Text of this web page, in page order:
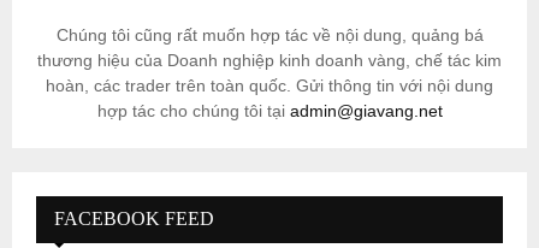
Chúng tôi cũng rất muốn hợp tác về nội dung, quảng bá
thương hiệu của Doanh nghiệp kinh doanh vàng, chế tác kim
hoàn, các trader trên toàn quốc. Gửi thông tin với nội dung
hợp tác cho chúng tôi tại admin@giavang.net
FACEBOOK FEED